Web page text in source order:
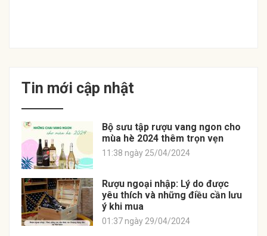
Tin mới cập nhật
Bộ sưu tập rượu vang ngon cho
mùa hè 2024 thêm trọn vẹn
11:38 ngày 25/04/2024
Rượu ngoại nhập: Lý do được
yêu thích và những điều cần lưu
ý khi mua
01:37 ngày 29/04/2024